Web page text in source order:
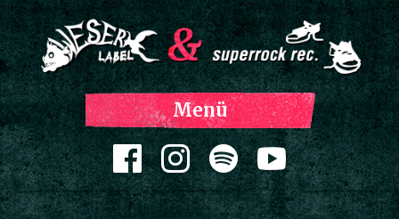
Menü
Zum Inhalt springen